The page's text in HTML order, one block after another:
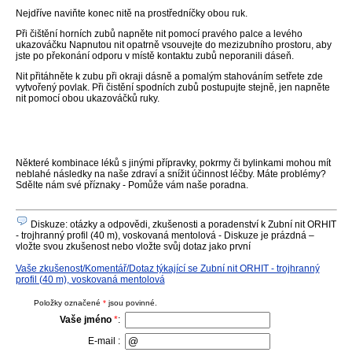
Nejdříve naviňte konec nitě na prostředníčky obou ruk.
Při čištění horních zubů napněte nit pomocí pravého palce a levého
ukazováčku Napnutou nit opatrně vsouvejte do mezizubního prostoru, aby
jste po překonání odporu v místě kontaktu zubů neporanili dáseň.
Nit přitáhněte k zubu při okraji dásně a pomalým stahováním setřete zde
vytvořený povlak. Při čistění spodních zubů postupujte stejně, jen napněte
nit pomocí obou ukazováčků ruky.
Některé kombinace léků s jinými přípravky, pokrmy či bylinkami mohou mít
neblahé následky na naše zdraví a snížit účinnost léčby. Máte problémy?
Sdělte nám své příznaky - Pomůže vám naše poradna.
Diskuze: otázky a odpovědi, zkušenosti a poradenství k Zubní nit ORHIT
- trojhranný profil (40 m), voskovaná mentolová - Diskuze je prázdná –
vložte svou zkušenost nebo vložte svůj dotaz jako první
Vaše zkušenost/Komentář/Dotaz týkající se Zubní nit ORHIT - trojhranný
profil (40 m), voskovaná mentolová
Položky označené * jsou povinné.
Vaše jméno *:
E-mail :